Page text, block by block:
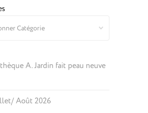
A. Jardin fait peau neuve
Août 2026